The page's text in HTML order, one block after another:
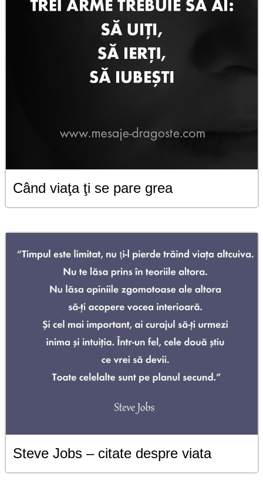
Când viaţa ţi se pare grea
Steve Jobs – citate despre viata